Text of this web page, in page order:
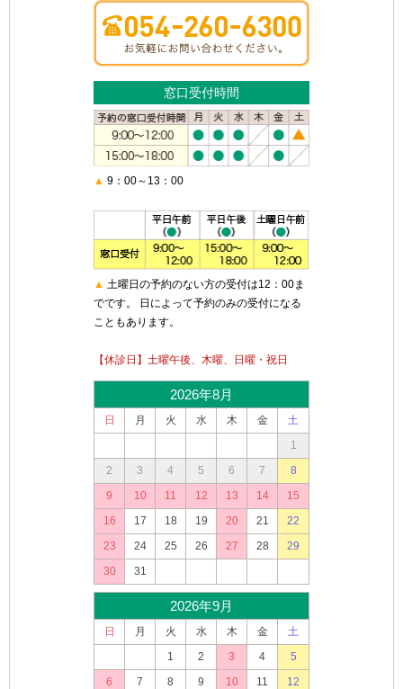
窓口受付時間
▲ 9：00～13：00
▲ 土曜日の予約のない方の受付は12：00ま
でです。 日によって予約のみの受付になる
こともあります。
【休診日】土曜午後、木曜、日曜・祝日
2026年8月
日 月 火 水 木 金
土
1
2
3 4 5 6 7
8
9
10 11 12 13 14
15
16
17 18 19 20 21
22
23
24 25 26 27 28
29
30
31
2026年9月
日 月 火 水 木 金
土
1
2 3 4
5
6
7 8 9 10 11
12